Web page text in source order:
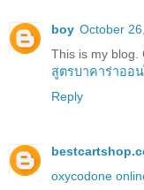
boy October
This is my blog.
สูตรบาคาร่าออ
Reply
oxycodone